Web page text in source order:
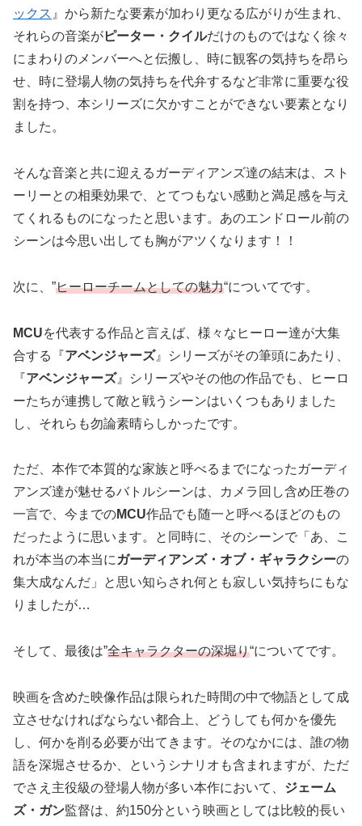
ックス 』から新たな要素が加わり更なる広がりが生まれ、
それらの音楽がピーター・クイルだけのものではなく徐々
にまわりのメンバーへと伝搬し、時に観客の気持ちを昂ら
せ、時に登場人物の気持ちを代弁するなど非常に重要な役
割を持つ、本シリーズに欠かすことができない要素となり
ました。
そんな音楽と共に迎えるガーディアンズ達の結末は、スト
ーリーとの相乗効果で、とてつもない感動と満足感を与え
てくれるものになったと思います。あのエンドロール前の
シーンは今思い出しても胸がアツくなります！！
次に、”ヒーローチームとしての魅力“についてです。
MCUを代表する作品と言えば、様々なヒーロー達が大集
合する『アベンジャーズ』シリーズがその筆頭にあたり、
『アベンジャーズ』シリーズやその他の作品でも、ヒーロ
ーたちが連携して敵と戦うシーンはいくつもありました
し、それらも勿論素晴らしかったです。
ただ、本作で本質的な家族と呼べるまでになったガーディ
アンズ達が魅せるバトルシーンは、カメラ回し含め圧巻の
一言で、今までのMCU作品でも随一と呼べるほどのもの
だったように思います。と同時に、そのシーンで「あ、こ
れが本当の本当にガーディアンズ・オブ・ギャラクシーの
集大成なんだ」と思い知らされ何とも寂しい気持ちにもな
りましたが…
そして、最後は”全キャラクターの深堀り“についてです。
映画を含めた映像作品は限られた時間の中で物語として成
立させなければならない都合上、どうしても何かを優先
し、何かを削る必要が出てきます。そのなかには、誰の物
語を深堀させるか、というシナリオも含まれますが、ただ
でさえ主役級の登場人物が多い本作において、 ジェーム
ズ・ガン監督は、約150分という映画としては比較的長い